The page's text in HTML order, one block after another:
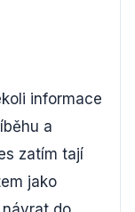
informace
a
zatím tají
jako